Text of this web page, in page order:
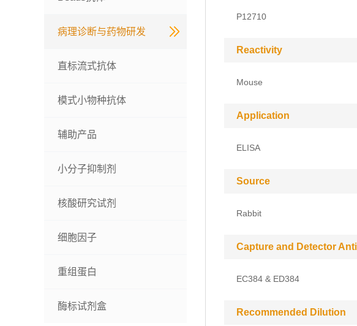
病理诊断与药物研发
直标流式抗体
模式小物种抗体
辅助产品
小分子抑制剂
核酸研究试剂
细胞因子
重组蛋白
酶标试剂盒
P12710
Reactivity
Mouse
Application
ELISA
Source
Rabbit
Capture and Detector
EC384 & ED384
Recommended Dilution